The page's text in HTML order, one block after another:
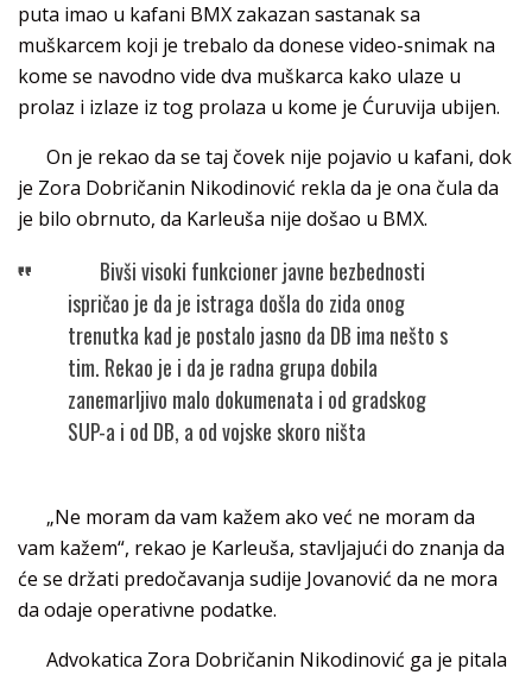
puta imao u kafani BMX zakazan sastanak sa
muškarcem koji je trebalo da donese video-snimak na
kome se navodno vide dva muškarca kako ulaze u
prolaz i izlaze iz tog prolaza u kome je Ćuruvija ubijen.
On je rekao da se taj čovek nije pojavio u kafani, dok
je Zora Dobričanin Nikodinović rekla da je ona čula da
je bilo obrnuto, da Karleuša nije došao u BMX.
Bivši visoki funkcioner javne bezbednosti
ispričao je da je istraga došla do zida onog
trenutka kad je postalo jasno da DB ima nešto s
tim. Rekao je i da je radna grupa dobila
zanemarljivo malo dokumenata i od gradskog
SUP-a i od DB, a od vojske skoro ništa
„Ne moram da vam kažem ako već ne moram da
vam kažem“, rekao je Karleuša, stavljajući do znanja da
će se držati predočavanja sudije Jovanović da ne mora
da odaje operativne podatke.
Advokatica Zora Dobričanin Nikodinović ga je pitala